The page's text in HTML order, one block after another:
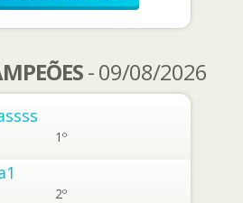
- 09/08/2026
1º
2º